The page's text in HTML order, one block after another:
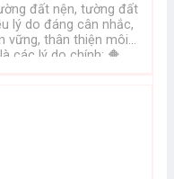
đất nện, tường đất
lý do đáng cân nhắc,
vững, thân thiện môi
các lý do chính: 🔶